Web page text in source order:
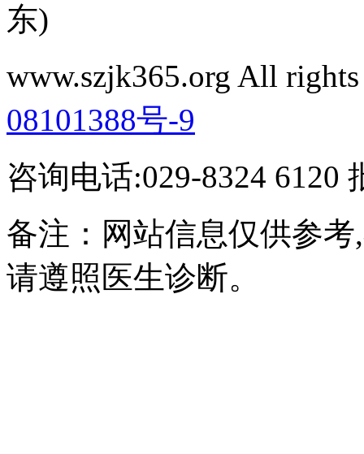
东)
www.szjk365.org All
08101388号-9
咨询电话:029-8324 6120
备注：网站信息仅供参
请遵照医生诊断。